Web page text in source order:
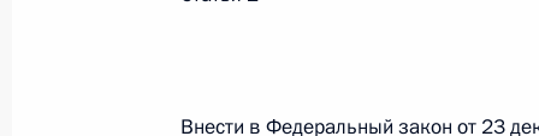
О внесении изменений в Уголовный
Внести в Федеральный закон от 23